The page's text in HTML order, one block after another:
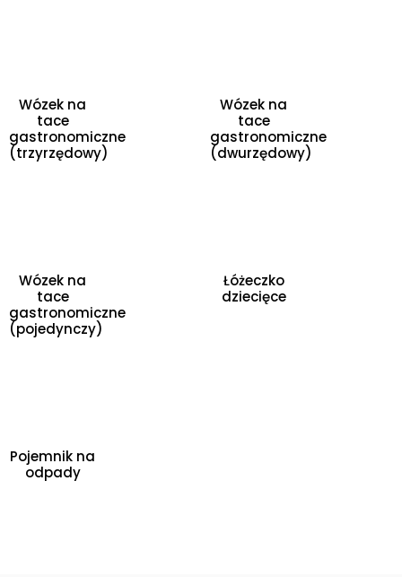
Wózek na
tace
gastronomiczne
(trzyrzędowy)
Wózek na
tace
gastronomiczne
(dwurzędowy)
Wózek na
tace
gastronomiczne
(pojedynczy)
Łóżeczko
dziecięce
Pojemnik na
odpady